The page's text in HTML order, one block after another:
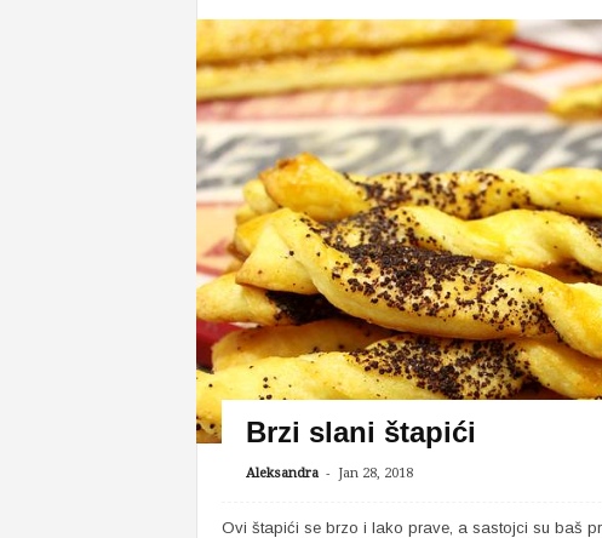
Brzi slani štapići
Aleksandra - Jan 28, 2018
Ovi štapići se brzo i lako prave, a sastojci su baš